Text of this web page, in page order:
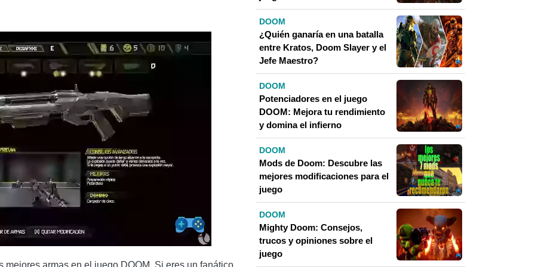
EN DOOM?
armas en el juego DOOM. Si eres un fanático
DOOM
¿Quién ganaría en una batalla
entre Kratos, Doom Slayer y el
Jefe Maestro?
DOOM
Potenciadores en el juego
DOOM: Mejora tu rendimiento
y domina el infierno
DOOM
Mods de Doom: Descubre las
mejores modificaciones para el
juego
DOOM
Mighty Doom: Consejos,
trucos y opiniones sobre el
juego